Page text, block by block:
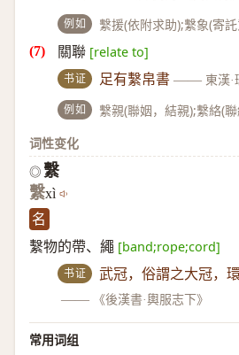
例如 繫援(依附求助);繫象(寄
關聯 [relate to]
书证 足有繫帛書 —— 東漢·
例如
繫親(聯姻，結親);繫絡(
词性变化
◎ 繫
繫xì
名
繫物的帶、繩 [band;rope;cord]
书证
武冠，俗謂之大冠，
——
《後漢書·輿服志下》
常用词组